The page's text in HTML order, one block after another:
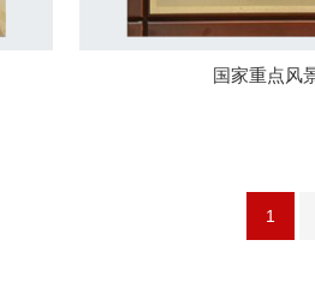
国家重点风
1